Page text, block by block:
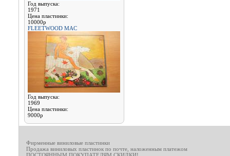
Год выпуска:
1971
Цена пластинки:
10000р
FLEETWOOD MAC
Год выпуска:
1969
Цена пластинки:
9000р
Фирменные виниловые пластинки
Продажа виниловых пластинок по почте, наложенным платежом